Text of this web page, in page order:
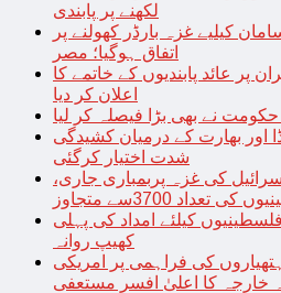
لکھنے پر پابندی
کیلیے غزہ بارڈر کھولنے پر
اتفاق ہوگیا؛ مصر
سال سے ایران پر عائد پابندیوں کے خاتمے کا
اعلان کر دیا
نے بھی بڑا فیصلہ کر لیا
اور بھارت کے درمیان کشیدگی
شدت اختیار کرگئی
کی غزہ پربمباری جاری،
3700سے متجاوز
کیلئے امداد کی پہلی
کھیپ روانہ
کی فراہمی پر امریکی
خارجہ کا اعلیٰ افسر مستعفی